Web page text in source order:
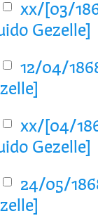
xx/[03/
Gezelle]
12/04/
xx/[04/
Gezelle]
24/05/